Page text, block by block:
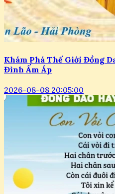
Khám Phá Thế Giới Đồng
Đình Ấm Áp
2026-08-08 20:05:00